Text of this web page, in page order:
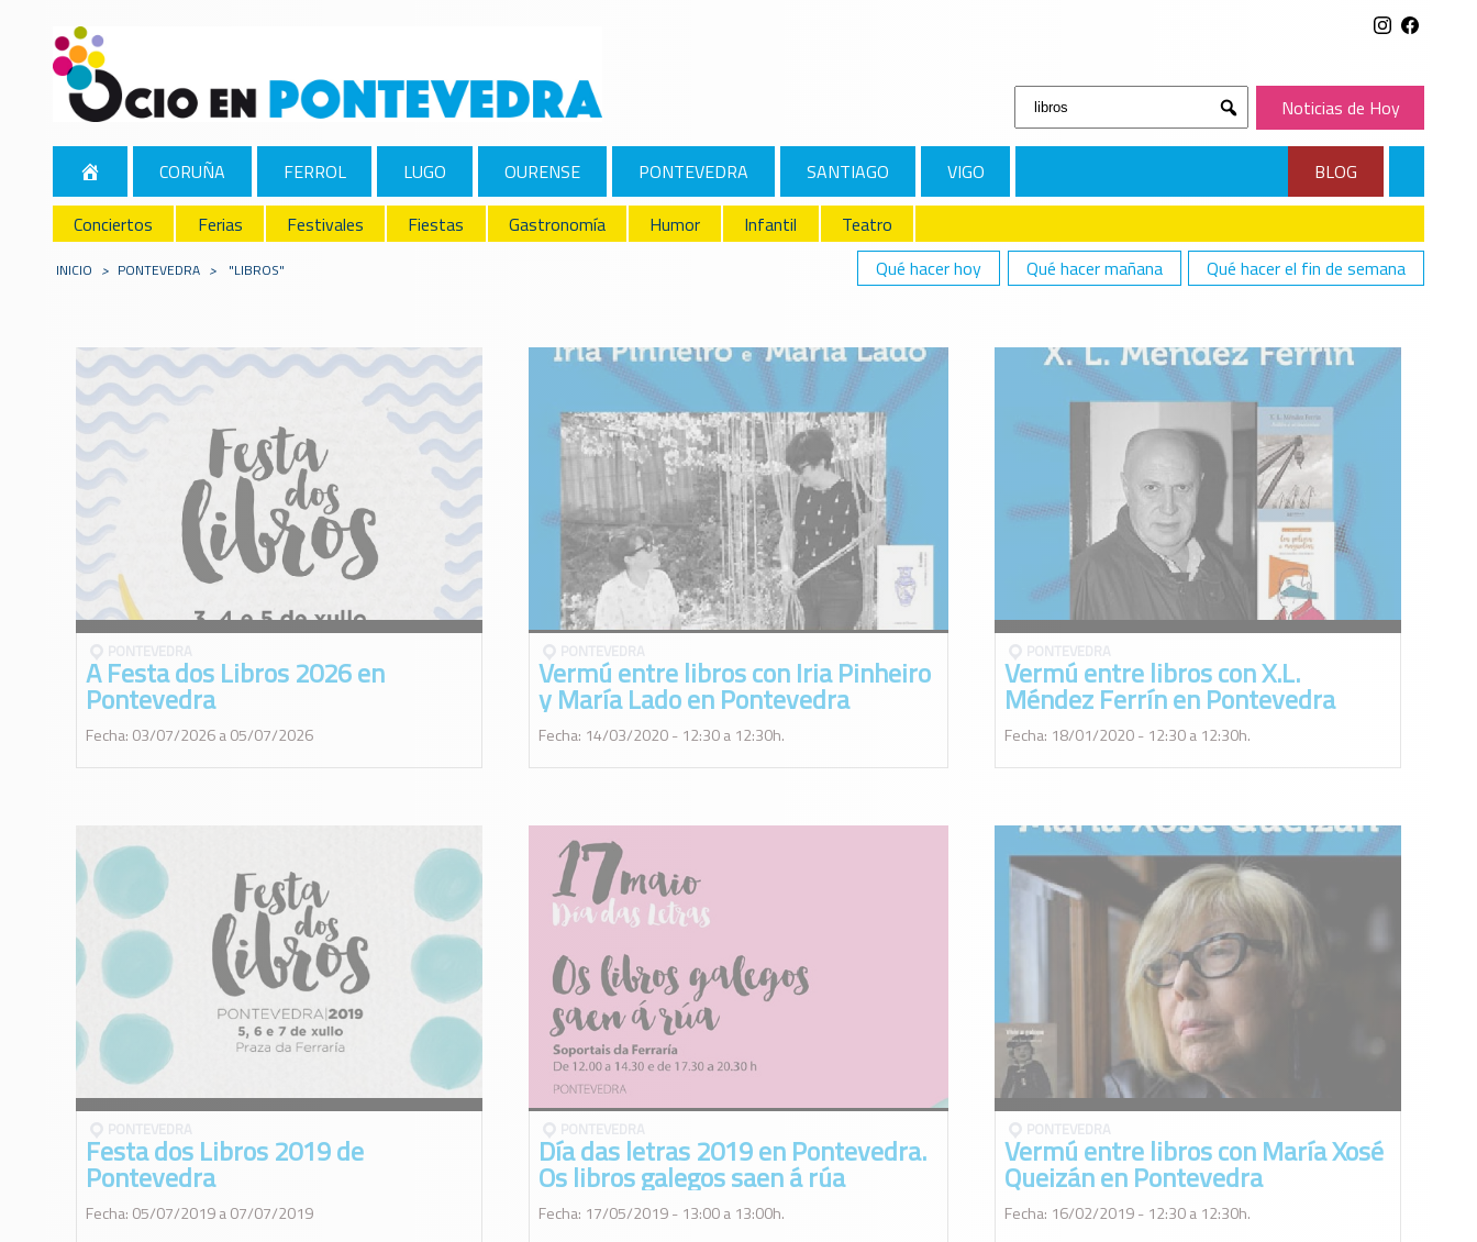
Buscar:
Submit
Noticias de Hoy
CORUÑA FERROL LUGO OURENSE PONTEVEDRA SANTIAGO VIGO
BLOG
Conciertos
Ferias Festivales Fiestas Gastronomía Humor Infantil
Teatro
Qué hacer hoy
Qué hacer mañana Qué hacer el fin de semana
INICIO > PONTEVEDRA > "LIBROS"
A Festa dos Libros 2026 en
Pontevedra
Fecha: 03/07/2026 a 05/07/2026
PONTEVEDRA
Vermú entre libros con Iria Pinheiro
y María Lado en Pontevedra
Fecha: 14/03/2020 - 12:30 a 12:30h.
PONTEVEDRA
Vermú entre libros con X.L.
Méndez Ferrín en Pontevedra
Fecha: 18/01/2020 - 12:30 a 12:30h.
Festa dos Libros 2019 de
Pontevedra
Fecha: 05/07/2019 a 07/07/2019
PONTEVEDRA
Día das letras 2019 en Pontevedra.
Os libros galegos saen á rúa
Fecha: 17/05/2019 - 13:00 a 13:00h.
PONTEVEDRA
Vermú entre libros con María Xosé
Queizán en Pontevedra
Fecha: 16/02/2019 - 12:30 a 12:30h.